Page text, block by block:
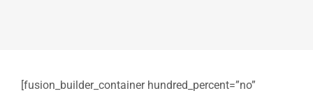
[fusion_builder_container hundred_percent=”no”